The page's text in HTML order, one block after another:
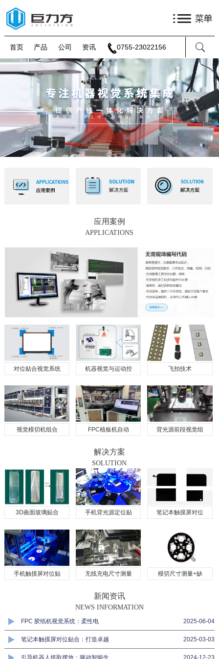
首页 产品 公司 资讯 0755-23022156
应用案例
APPLICATIONS
对位贴合视觉系统 机器视觉与运动控 飞拍技术
视觉模切机组合 FPC植板机自动 背光源前段视觉组
解决方案
SOLUTION
3D曲面玻璃贴合 手机背光源定位贴 笔记本触摸屏对位
手机触摸屏对位贴 无线充电尺寸测量 模切尺寸测量+缺
新闻资讯
NEWS INFORMATION
FPC 胶纸机视觉系统：柔性电 2025-06-04
笔记本触摸屏对位贴合：打造卓越 2025-03-03
引导机器人抓取摆放：驱动智能生 2024-12-23